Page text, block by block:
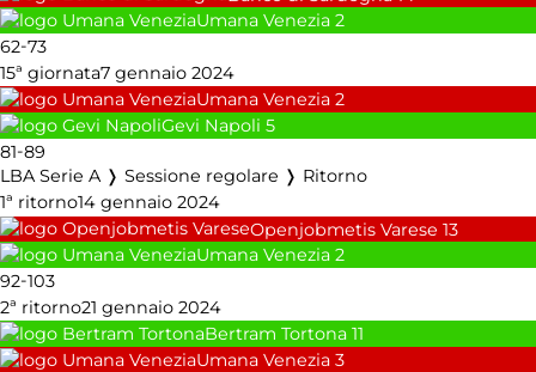
Umana Venezia 2
62-73
15ª giornata7 gennaio 2024
Umana Venezia 2
Gevi Napoli 5
81-89
LBA Serie A ❭ Sessione regolare ❭ Ritorno
1ª ritorno14 gennaio 2024
Openjobmetis Varese 13
Umana Venezia 2
92-103
2ª ritorno21 gennaio 2024
Bertram Tortona 11
Umana Venezia 3